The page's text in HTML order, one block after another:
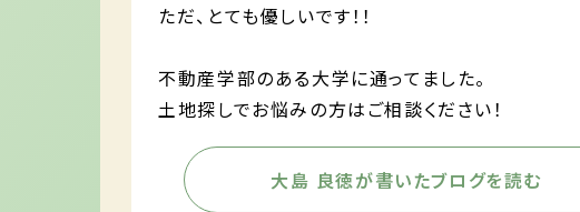
ただ、とても優しいです！！
不動産学部のある大学に通ってました。
土地探しでお悩みの方はご相談ください！
大島 良徳が書いたブログを読む